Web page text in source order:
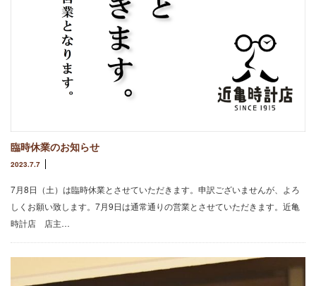
臨時休業のお知らせ
2023.7.7
7月8日（土）は臨時休業とさせていただきます。申訳ございませんが、よろ
しくお願い致します。7月9日は通常通りの営業とさせていただきます。近亀
時計店 店主…